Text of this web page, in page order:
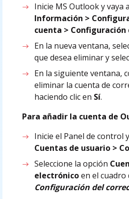
Inicie MS Outlook y vaya
Información >
cuenta >
En la nueva ventana,
que desea eliminar y
En la siguiente ventana,
eliminar la cuenta de
haciendo clic en Sí.
Para añadir la cuenta de
Inicie el Panel de control
Cuentas de usuario >
Seleccione la opción
electrónicoen el cuadro
Configuración del